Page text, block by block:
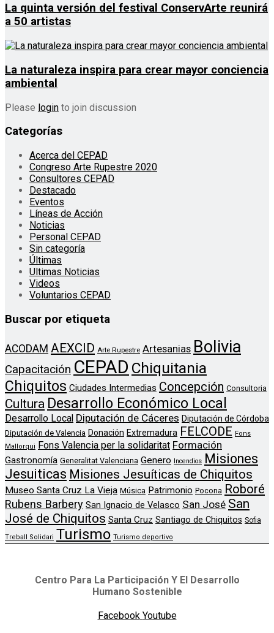
La quinta versión del festival ConservArte reunirá
a 50 artistas
La naturaleza inspira para crear mayor conciencia
ambiental
Please login to join discussion
Categorías
Acerca del CEPAD
Congreso Arte Rupestre 2020
Consultores CEPAD
Destacado
Eventos
Líneas de Acción
Noticias
Personal CEPAD
Sin categoría
Últimas
Ultimas Noticias
Videos
Voluntarios CEPAD
Buscar por etiqueta
ACODAM AEXCID Arte Rupestre Artesanias Bolivia
Capacitación CEPAD Chiquitania
Chiquitos Ciudades Intermedias Concepción Consultoria
Cultura Desarrollo Económico Local
Desarrollo Local Diputación de Cáceres Diputación de Córdoba
Diputación de Valencia Donación Extremadura FELCODE Fons
Mallorqui
Fons Valencia per la solidaritat Formación
Gastronomía Generalitat Valenciana Genero Incendios
Misiones
Jesuiticas Misiones Jesuíticas de Chiquitos
Museo Santa Cruz La Vieja Música Patrimonio Pocona Roboré
Rubens Barbery San Ignacio de Velasco San José San
José de Chiquitos Santa Cruz Santiago de Chiquitos Sofia
Treball Solidari Turismo Turismo deportivo
Centro Para La Participación Y El Desarrollo
Humano Sostenible
Facebook Youtube